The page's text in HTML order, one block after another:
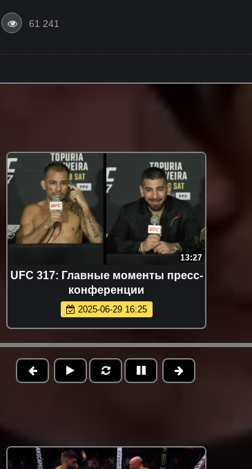
61 241
13:27
UFC 317: Главные моменты пресс-
конференции
2025-06-29 16:25